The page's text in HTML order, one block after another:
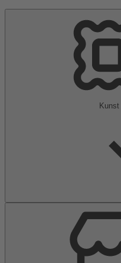
Kunst